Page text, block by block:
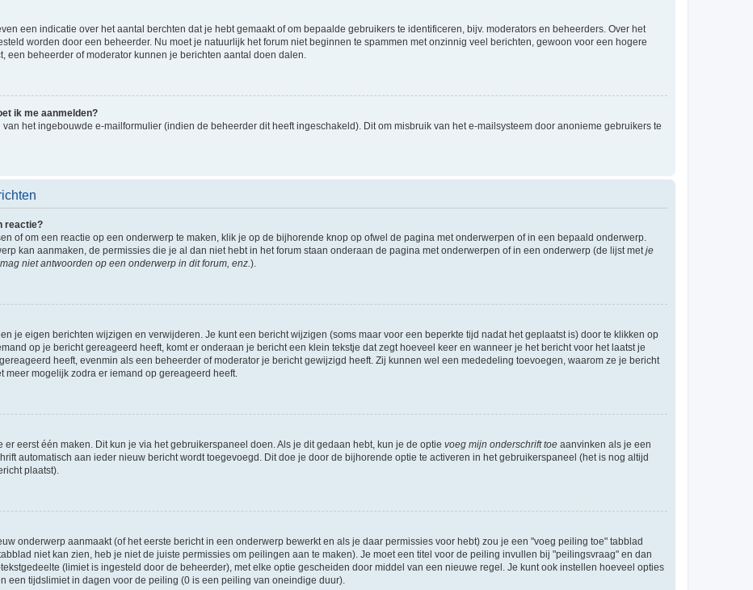
een indicatie over het aantal berchten dat je hebt gemaakt of om bepaalde gebruikers te identificeren, bijv. moderators en beheerders. Over het
worden door een beheerder. Nu moet je natuurlijk het forum niet beginnen te spammen met onzinnig veel berichten, gewoon voor een hogere
een beheerder of moderator kunnen je berichten aantal doen dalen.
ik me aanmelden?
het ingebouwde e-mailformulier (indien de beheerder dit heeft ingeschakeld). Dit om misbruik van het e-mailsysteem door anonieme gebruikers te
reactie?
of om een reactie op een onderwerp te maken, klik je op de bijhorende knop op ofwel de pagina met onderwerpen of in een bepaald onderwerp.
kan aanmaken, de permissies die je al dan niet hebt in het forum staan onderaan de pagina met onderwerpen of in een onderwerp (de lijst met je
niet antwoorden op een onderwerp in dit forum, enz. ).
je eigen berichten wijzigen en verwijderen. Je kunt een bericht wijzigen (soms maar voor een beperkte tijd nadat het geplaatst is) door te klikken op
op je bericht gereageerd heeft, komt er onderaan je bericht een klein tekstje dat zegt hoeveel keer en wanneer je het bericht voor het laatst je
heeft, evenmin als een beheerder of moderator je bericht gewijzigd heeft. Zij kunnen wel een mededeling toevoegen, waarom ze je bericht
mogelijk zodra er iemand op gereageerd heeft.
eerst één maken. Dit kun je via het gebruikerspaneel doen. Als je dit gedaan hebt, kun je de optie voeg mijn onderschrift toe aanvinken als je een
automatisch aan ieder nieuw bericht wordt toegevoegd. Dit doe je door de bijhorende optie te activeren in het gebruikerspaneel (het is nog altijd
plaatst).
onderwerp aanmaakt (of het eerste bericht in een onderwerp bewerkt en als je daar permissies voor hebt) zou je een "voeg peiling toe" tabblad
niet kan zien, heb je niet de juiste permissies om peilingen aan te maken). Je moet een titel voor de peiling invullen bij "peilingsvraag" en dan
(limiet is ingesteld door de beheerder), met elke optie gescheiden door middel van een nieuwe regel. Je kunt ook instellen hoeveel opties
een tijdslimiet in dagen voor de peiling (0 is een peiling van oneindige duur).